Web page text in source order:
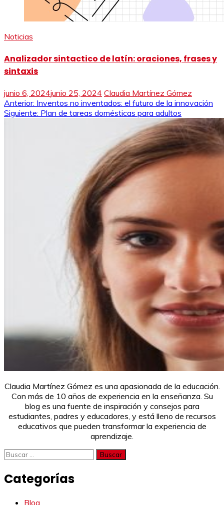
Noticias
Analizador sintactico de latín: oraciones, frases y
sintaxis
junio 6, 2024junio 25, 2024 Claudia Martínez Gómez
Navegación
de
Anterior: Inventos no inventados: el futuro de la innovación
Siguiente: Plan de tareas domésticas para adultos
Claudia Martínez Gómez es una apasionada de la educación.
Con más de 10 años de experiencia en la enseñanza. Su
blog es una fuente de inspiración y consejos para
estudiantes, padres y educadores, y está lleno de recursos
educativos que pueden transformar la experiencia de
aprendizaje.
Buscar:
Categorías
Blog